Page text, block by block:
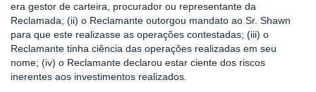
era gestor de carteira, procurador ou representante da
Reclamada; (ii) o Reclamante outorgou mandato ao Sr. Shawn
para que este realizasse as operações contestadas; (iii) o
Reclamante tinha ciência das operações realizadas em seu
nome; (iv) o Reclamante declarou estar ciente dos riscos
inerentes aos investimentos realizados.